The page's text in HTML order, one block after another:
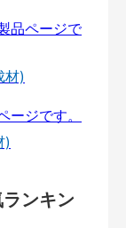
材)
)
ンキン